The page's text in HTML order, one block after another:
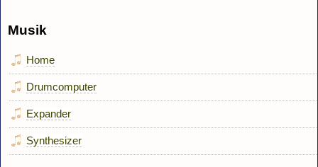
Musik
Home
Drumcomputer
Expander
Synthesizer